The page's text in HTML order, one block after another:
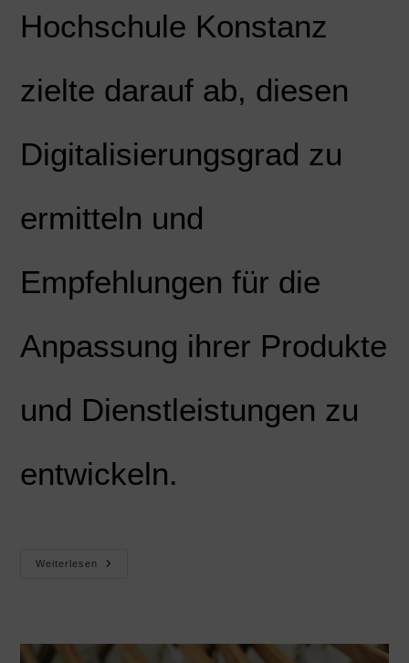
Hochschule Konstanz
zielte darauf ab, diesen
Digitalisierungsgrad zu
ermitteln und
Empfehlungen für die
Anpassung ihrer Produkte
und Dienstleistungen zu
entwickeln.
Weiterlesen